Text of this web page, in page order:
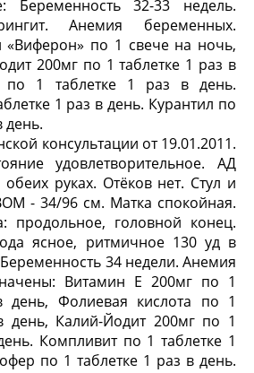
Беременность 32-33 недель.
Анемия беременных.
«Виферон» по 1 свече на ночь,
200мг по 1 таблетке 1 раз в
по 1 таблетке 1 раз в день.
1 раз в день. Курантил по
день.
консультации от 19.01.2011.
удовлетворительное. АД
руках. Отёков нет. Стул и
- 34/96 см. Матка спокойная.
продольное, головной конец.
ясное, ритмичное 130 уд в
34 недели. Анемия
Витамин Е 200мг по 1
день, Фолиевая кислота по 1
день, Калий-Йодит 200мг по 1
Компливит по 1 таблетке 1
по 1 таблетке 1 раз в день.